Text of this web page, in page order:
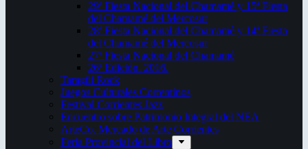
29ª Fiesta Nacional del Chamamé y 15ª Fiesta
del Chamamé del Mercosur
28ª Fiesta Nacional del Chamamé y 14ª Fiesta
del Chamamé del Mercosur
27ª Fiesta Nacional del Chamamé
26ª Edición. 2016.
Taragüi Rock
Juegos Culturales Correntinos
Festival Corrientes Jazz
Encuentro sobre Patrimonio Integral del NEA
ArteCo. Mercado de Arte Corrientes
Feria Provincial del Libro